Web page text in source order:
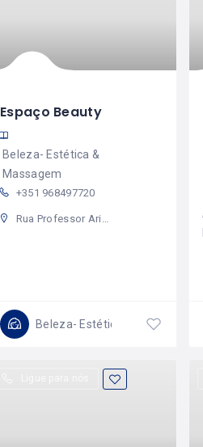
Espaço Beauty
Beleza- Estética &
Massagem
+351 968497720
Rua Professor Aristides Amorim Girão 89, 3510-060 Viseu, Viseu, Portugal